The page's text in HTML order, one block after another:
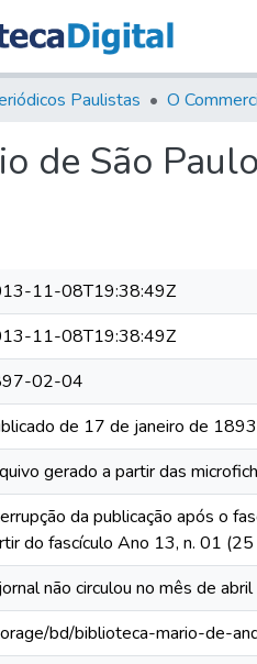
Paulistas O
de São
11-08T19:38:49Z
11-08T19:38:49Z
02-04
de 17 de janeiro de
gerado a partir das
da publicação após o
do fascículo Ano 13, n. 01
não circulou no mês de abril
bd/biblioteca-mario-de-